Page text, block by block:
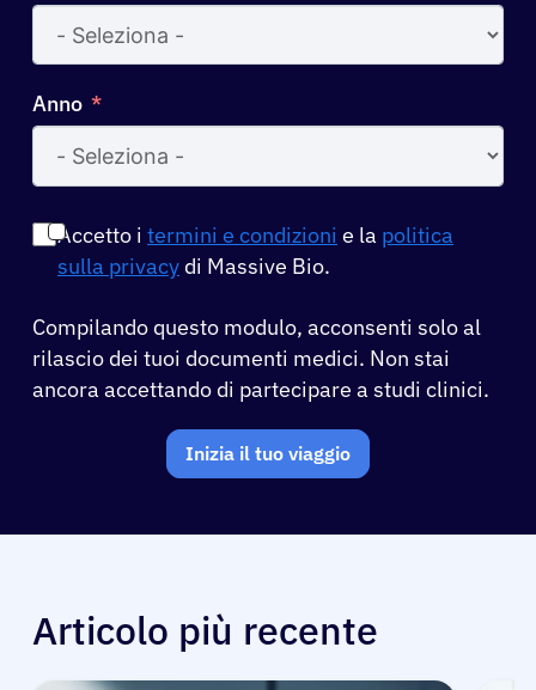
Anno
Accetto i termini e condizioni e la politica
sulla privacy di Massive Bio.
Compilando questo modulo, acconsenti solo al
rilascio dei tuoi documenti medici. Non stai
ancora accettando di partecipare a studi clinici.
Inizia il tuo viaggio
Articolo più recente